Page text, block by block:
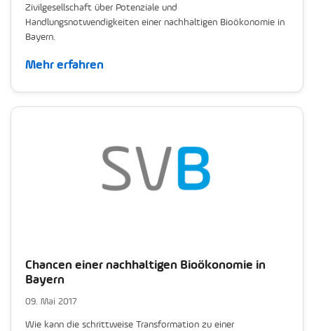
Zivilgesellschaft über Potenziale und
Handlungsnotwendigkeiten einer nachhaltigen Bioökonomie in
Bayern.
Mehr erfahren
Chancen einer nachhaltigen Bioökonomie in
Bayern
09. Mai 2017
Wie kann die schrittweise Transformation zu einer